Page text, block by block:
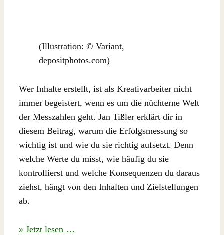
(Illustration: © Variant,
depositphotos.com)
Wer Inhalte erstellt, ist als Kreativarbeiter nicht
immer begeistert, wenn es um die nüchterne Welt
der Messzahlen geht. Jan Tißler erklärt dir in
diesem Beitrag, warum die Erfolgsmessung so
wichtig ist und wie du sie richtig aufsetzt. Denn
welche Werte du misst, wie häufig du sie
kontrollierst und welche Konsequenzen du daraus
ziehst, hängt von den Inhalten und Zielstellungen
ab.
» Jetzt lesen …